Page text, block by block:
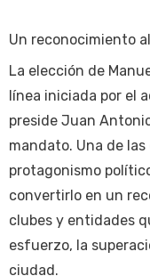
Un reconocimiento
La elección de
línea iniciada por el
preside Juan
mandato. Una de
protagonismo
convertirlo en un
clubes y entidades
esfuerzo, la
ciudad.